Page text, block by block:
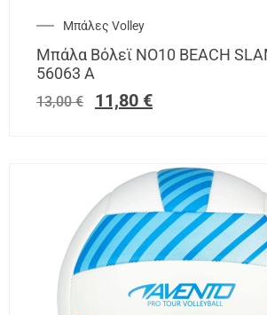
Μπάλες Volley
Μπάλα Βόλεϊ NO10 BEACH
56063 A
13,00€ 11,80 €